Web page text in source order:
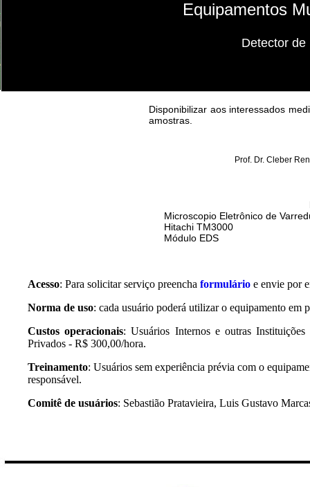
Equipamentos
Detector
Disponibilizar aos interessados
amostras.
Prof. Dr. Cleber
Microscopio Eletrônico de
Hitachi TM3000
Módulo EDS
Acesso: Para solicitar serviço preencha formulário e envie por
Norma de uso: cada usuário poderá utilizar o equipamento em
Custos operacionais: Usuários Internos e outras
Privados - R$ 300,00/hora.
Treinamento: Usuários sem experiência prévia com o
responsável.
Comitê de usuários: Sebastião Pratavieira, Luis Gustavo